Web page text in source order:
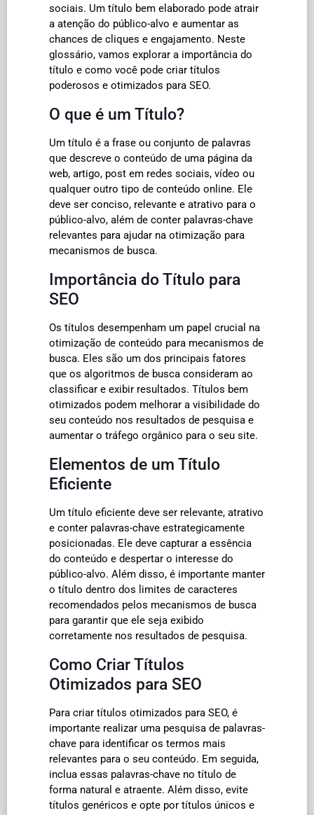
sociais. Um título bem elaborado pode atrair
a atenção do público-alvo e aumentar as
chances de cliques e engajamento. Neste
glossário, vamos explorar a importância do
título e como você pode criar títulos
poderosos e otimizados para SEO.
O que é um Título?
Um título é a frase ou conjunto de palavras
que descreve o conteúdo de uma página da
web, artigo, post em redes sociais, vídeo ou
qualquer outro tipo de conteúdo online. Ele
deve ser conciso, relevante e atrativo para o
público-alvo, além de conter palavras-chave
relevantes para ajudar na otimização para
mecanismos de busca.
Importância do Título para
SEO
Os títulos desempenham um papel crucial na
otimização de conteúdo para mecanismos de
busca. Eles são um dos principais fatores
que os algoritmos de busca consideram ao
classificar e exibir resultados. Títulos bem
otimizados podem melhorar a visibilidade do
seu conteúdo nos resultados de pesquisa e
aumentar o tráfego orgânico para o seu site.
Elementos de um Título
Eficiente
Um título eficiente deve ser relevante, atrativo
e conter palavras-chave estrategicamente
posicionadas. Ele deve capturar a essência
do conteúdo e despertar o interesse do
público-alvo. Além disso, é importante manter
o título dentro dos limites de caracteres
recomendados pelos mecanismos de busca
para garantir que ele seja exibido
corretamente nos resultados de pesquisa.
Como Criar Títulos
Otimizados para SEO
Para criar títulos otimizados para SEO, é
importante realizar uma pesquisa de palavras-
chave para identificar os termos mais
relevantes para o seu conteúdo. Em seguida,
inclua essas palavras-chave no título de
forma natural e atraente. Além disso, evite
títulos genéricos e opte por títulos únicos e